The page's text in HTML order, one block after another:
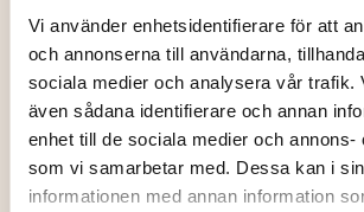
Vi använder enhetsidentifierare för att
och annonserna till användarna,
sociala medier och analysera vår trafik.
även sådana identifierare och annan
enhet till de sociala medier och annons-
som vi samarbetar med. Dessa kan i
informationen med annan information
Musik, nöje, festival Hälsa,